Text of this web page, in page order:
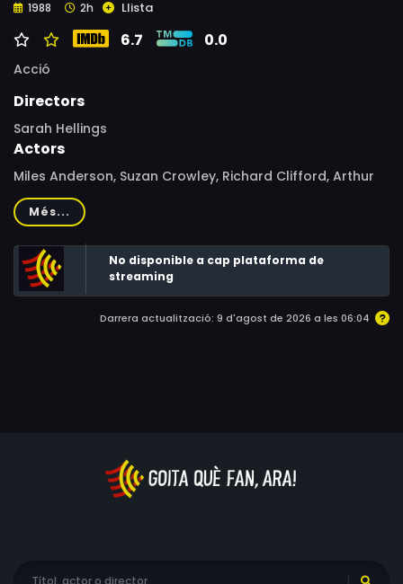
1988 2h Llista
6.7 0.0
Acció
Directors
Sarah Hellings
Actors
Miles Anderson, Suzan Crowley, Richard Clifford, Arthur
Cox, Martin Harvey
Més...
No disponible a cap plataforma de
streaming
Darrera actualització: 9 d'agost de 2026 a les 06:04